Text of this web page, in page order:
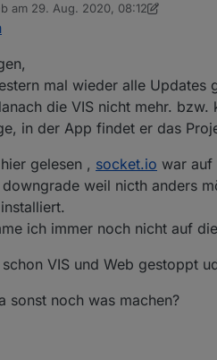
dann weißt du ja schon was du
Adapter und Instanzen anlegen
Dann eine vis basteln!
(es ist vollkommen normal, wenn
Dazu muss ich erstmal das Haus
Das ist eine Frage des
@Hartmut-Tomcin sagte inVIS
am 29. Aug. 2020, 08:12
editiert von AingTii
mal wieder alle
die VIS nicht mehr.
in der App findet er das
gelesen , socket.io war auf
downgrade weil nicth anders
ich immer noch nicht auf
VIS und Web gestoppt
sonst noch was machen?